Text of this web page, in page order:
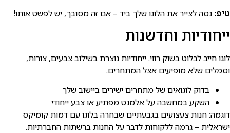
טיפ: נסה לצייר את הלוגו שלך ביד – אם זה מסובך, יש לפשט אותו!
ייחודיות וחדשנות
לוגו חייב לבלוט בשוק רווי. ייחודיות נוצרת בשילוב צבעים, צורות,
וסמלים שלא מופיעים אצל המתחרים.
בדוק לוגואים של מתחרים ישירים ביישוב שלך
השקע במחשבה על אלמנט מפתיע או צבע ייחודי
דוגמה: חנות צעצועים בגבעתיים שבחרה בלוגו עם דמות קומיקס
ישראלית – גרמה ללקוחות לדבר על החנות ברשתות החברתיות.